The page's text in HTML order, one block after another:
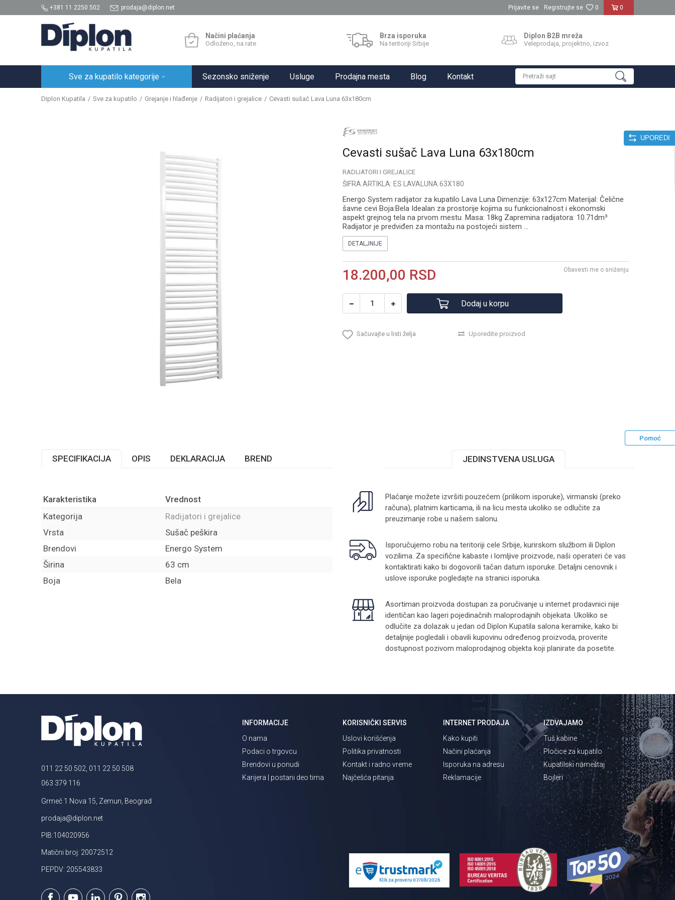
+381 11 2250 502 prodaja@diplon.net 0
0
Prijavite se Registrujte se
Načini plaćanja
Odloženo, na rate
Brza isporuka
Na teritoriji Srbije
Diplon B2B mreža
Veleprodaja, projektno, izvoz
Sve za kupatilo kategorije Sezonsko sniženje Usluge Prodajna mesta Blog Kontakt Pretraži sajt
UPOREDI
Diplon Kupatila Sve za kupatilo Grejanje i hlađenje Radijatori i grejalice Cevasti sušač Lava Luna 63x180cm
Cevasti sušač Lava Luna 63x180cm
RADIJATORI I GREJALICE
ŠIFRA ARTIKLA: ES LAVALUNA 63X180
Energo System radijator za kupatilo Lava Luna Dimenzije: 63x127cm Materijal: Čelične
šavne cevi Boja:Bela Idealan za prostorije kojima su funkcionalnost i ekonomski
aspekt grejnog tela na prvom mestu. Masa: 18kg Zapremina radijatora: 10.71dm³
Radijator je predviđen za montažu na postojeći sistem ...
DETALJNIJE
18.200,00 RSD Obavesti me o sniženju
Dodaj u korpu
Sačuvajte u listi želja Uporedite proizvod
Pomoć
SPECIFIKACIJA OPIS DEKLARACIJA BREND
Karakteristika
Vrednost
Kategorija
Radijatori i grejalice
Vrsta
Sušač peškira
Brendovi
Energo System
Širina
63 cm
Boja
Bela
JEDINSTVENA USLUGA
Plaćanje možete izvršiti pouzećem (prilikom isporuke), virmanski (preko
računa), platnim karticama, ili na licu mesta ukoliko se odlučite za
preuzimanje robe u našem salonu.
Isporučujemo robu na teritoriji cele Srbije, kurirskom službom ili Diplon
vozilima. Za specifične kabaste i lomljive proizvode, naši operateri će vas
kontaktirati kako bi dogovorili tačan datum isporuke. Detaljni cenovnik i
uslove isporuke pogledajte na straniciisporuka.
Asortiman proizvoda dostupan za poručivanje u internet prodavnici nije
identičan kao lageri pojedinačnih maloprodajnih objekata. Ukoliko se
odlučite za dolazak u jedan od Diplon Kupatila salona keramike, kako bi
detaljnije pogledali i obavili kupovinu određenog proizvoda, proverite
dostupnost pozivom maloprodajnog objekta koji planirate da posetite.
011 22 50 502, 011 22 50 508
063 379 116
Grmeč 1 Nova 15, Zemun, Beograd
prodaja@diplon.net
PIB:104020956
Matični broj: 20072512
PEPDV: 205543833
INFORMACIJE
O nama
Podaci o trgovcu
Brendovi u ponudi
Karijera | postani deo tima
KORISNIČKI SERVIS
Uslovi korišćenja
Politika privatnosti
Kontakt i radno vreme
Najčešća pitanja
INTERNET PRODAJA
Kako kupiti
Načini plaćanja
Isporuka na adresu
Reklamacije
IZDVAJAMO
Tuš kabine
Pločice za kupatilo
Kupatilski nameštaj
Bojleri